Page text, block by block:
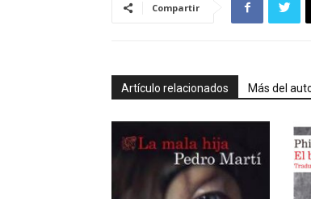
Compartir
Artículo relacionados Más del